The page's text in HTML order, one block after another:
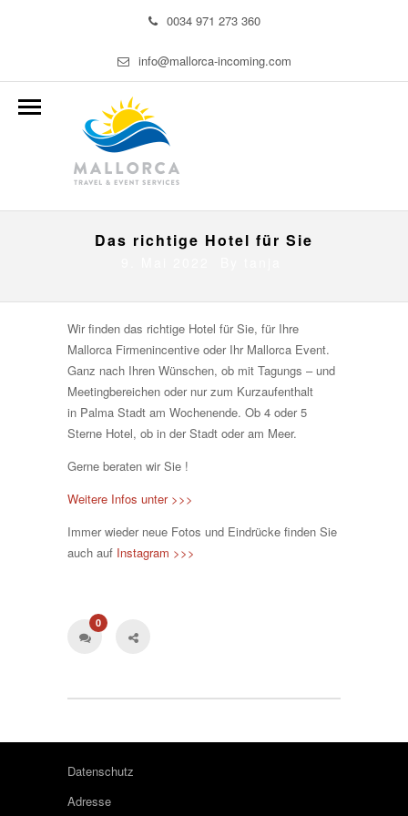
0034 971 273 360
info@mallorca-incoming.com
Das richtige Hotel für Sie
Wir finden das richtige Hotel für Sie, für Ihre
Mallorca Firmenincentive oder Ihr Mallorca Event.
Ganz nach Ihren Wünschen, ob mit Tagungs – und
Meetingbereichen oder nur zum Kurzaufenthalt
in Palma Stadt am Wochenende. Ob 4 oder 5
Sterne Hotel, ob in der Stadt oder am Meer.
Gerne beraten wir Sie !
Weitere Infos unter >>>
Immer wieder neue Fotos und Eindrücke finden Sie
auch auf Instagram >>>
0
Datenschutz
Adresse